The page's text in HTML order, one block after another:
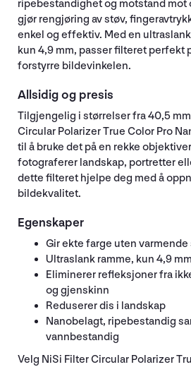
ripebestandighet og motstand mot
gjør rengjøring av støv,
enkel og effektiv. Med en
kun 4,9 mm, passer filteret perfekt
forstyrre bildevinkelen.
Allsidig og presis
Tilgjengelig i størrelser fra 40,5
Circular Polarizer True Color Pro
til å bruke det på en rekke
fotograferer landskap, portretter
dette filteret hjelpe deg med å
bildekvalitet.
Egenskaper
Gir ekte farge uten varmende
Ultraslank ramme, kun 4,9
Eliminerer refleksjoner fra
og gjenskinn
Reduserer dis i landskap
Nanobelagt, ripebestandig
vannbestandig
Velg NiSi Filter Circular Polarizer